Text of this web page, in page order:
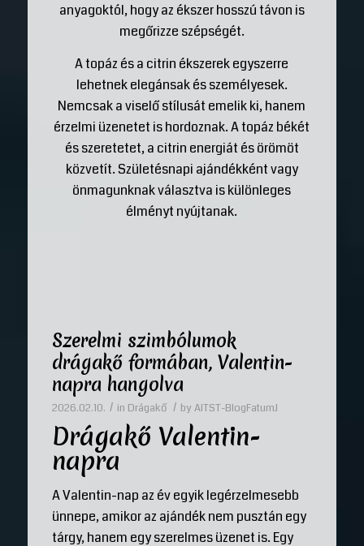
anyagoktól, hogy az ékszer hosszú távon is
megőrizze szépségét.
A topáz és a citrin ékszerek egyszerre
lehetnek elegánsak és személyesek.
Nemcsak a viselő stílusát emelik ki, hanem
érzelmi üzenetet is hordoznak. A topáz békét
és szeretetet, a citrin energiát és örömöt
közvetít. Születésnapi ajándékként vagy
önmagunknak választva is különleges
élményt nyújtanak.
Szerelmi szimbólumok
drágakő formában, Valentin-
napra hangolva
2026.02.10. / in Drágakő / by AITST-BlogFatumJ
Drágakő Valentin-
napra
A Valentin-nap az év egyik legérzelmesebb
ünnepe, amikor az ajándék nem pusztán egy
tárgy, hanem egy szerelmes üzenet is. Egy